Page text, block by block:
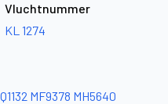
Vluchtnummer
KL 1274
MF9378 MH5640